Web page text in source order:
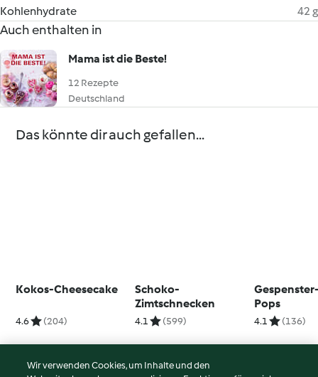
Kohlenhydrate
42 g
Auch enthalten in
Mama ist die Beste!
12 Rezepte
Deutschland
Das könnte dir auch gefallen...
Kokos-Cheesecake
4.6 (204)
Schoko-
Zimtschnecken
4.1 (599)
Pops
4.1 (136)
Wir verwenden Cookies, um Inhalte und den